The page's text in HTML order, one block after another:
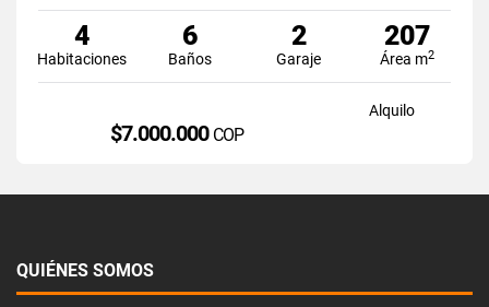
4
Habitaciones
6
Baños
2
Garaje
207
Área m2
Alquilo
$7.000.000 COP
QUIÉNES SOMOS